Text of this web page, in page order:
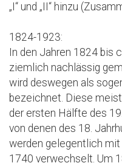
„I“ und „II“ hinzu
1824-1923:
In den Jahren 1824 bis
ziemlich nachlässig
wird deswegen als
bezeichnet. Diese
der ersten Hälfte des
von denen des 18.
werden gelegentlich
1740 verwechselt. Um